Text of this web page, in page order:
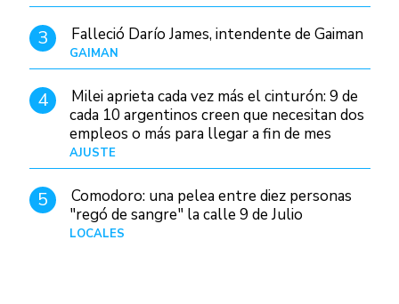
3 Falleció Darío James, intendente de Gaiman
GAIMAN
4
Milei aprieta cada vez más el cinturón: 9 de
cada 10 argentinos creen que necesitan dos
empleos o más para llegar a fin de mes
AJUSTE
5
Comodoro: una pelea entre diez personas
"regó de sangre" la calle 9 de Julio
LOCALES